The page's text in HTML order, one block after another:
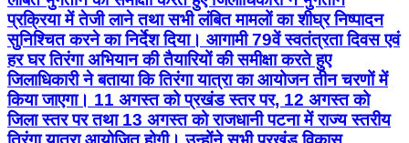
प्रक्रिया में तेजी लाने तथा सभी लंबित मामलों का शीघ्र निष्पादन
सुनिश्चित करने का निर्देश दिया। आगामी 79वें स्वतंत्रता दिवस एवं
हर घर तिरंगा अभियान की तैयारियों की समीक्षा करते हुए
जिलाधिकारी ने बताया कि तिरंगा यात्रा का आयोजन तीन चरणों में
किया जाएगा। 11 अगस्त को प्रखंड स्तर पर, 12 अगस्त को
जिला स्तर पर तथा 13 अगस्त को राजधानी पटना में राज्य स्तरीय